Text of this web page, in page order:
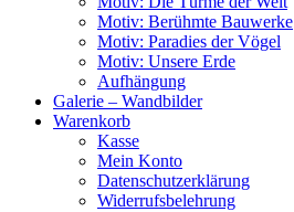
Motiv: Berühmte Bauwerke
Motiv: Paradies der Vögel
Motiv: Unsere Erde
Aufhängung
Galerie – Wandbilder
Warenkorb
Kasse
Mein Konto
Datenschutzerklärung
Widerrufsbelehrung